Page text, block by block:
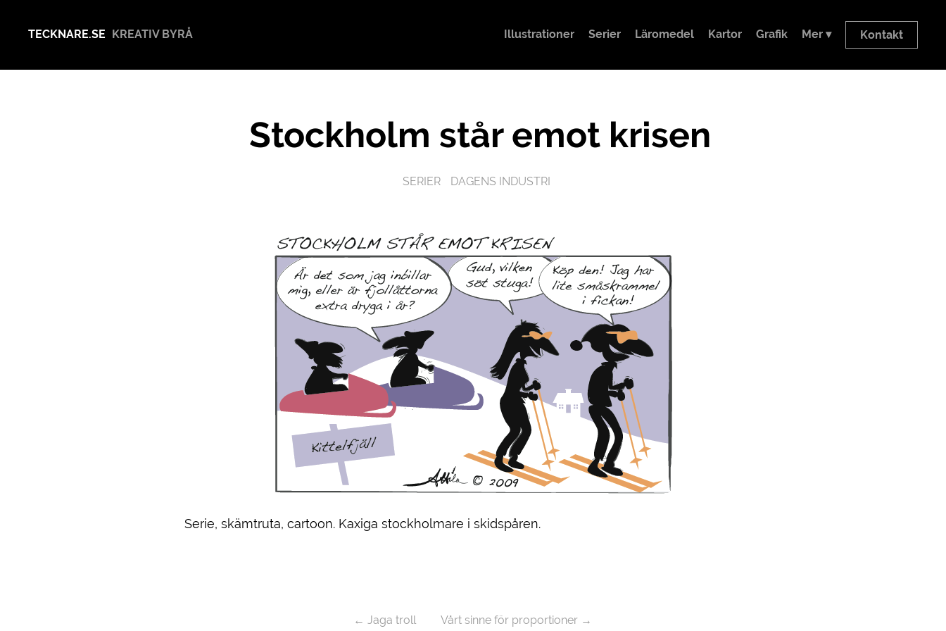
TECKNARE.SE KREATIV BYRÅ Illustrationer Serier Läromedel Kartor Grafik Mer ▾ Kontakt
Stockholm står emot krisen
SERIER DAGENS INDUSTRI
Serie, skämtruta, cartoon. Kaxiga stockholmare i skidspåren.
←Jaga troll Vårt sinne för proportioner →